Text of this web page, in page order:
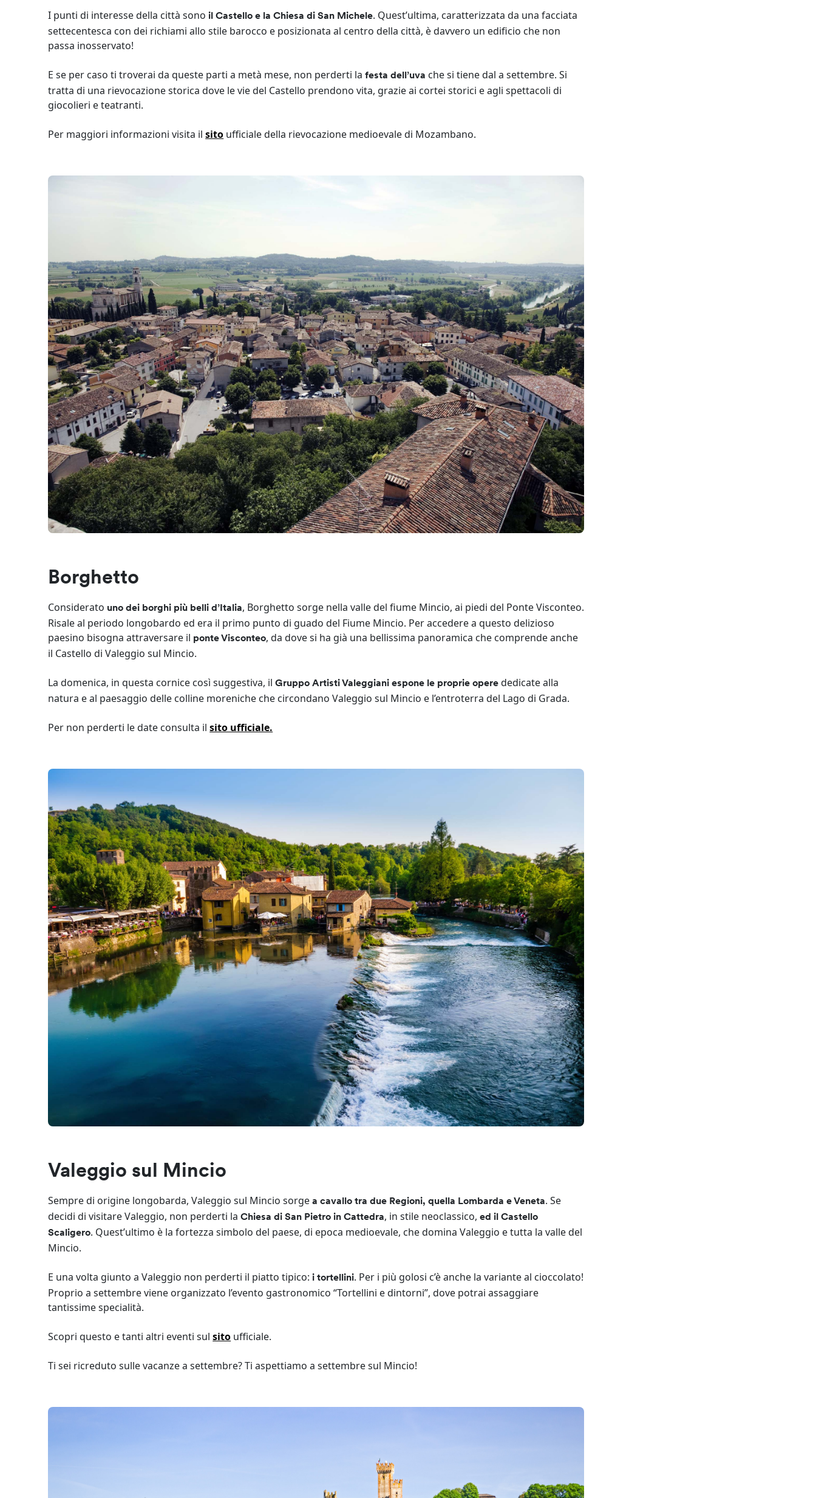
I punti di interesse della città sonoil Castello e la Chiesa di San Michele. Quest’ultima, caratterizzata da una facciata
settecentesca con dei richiami allo stile barocco e posizionata al centro della città, è davvero un edificio che non
passa inosservato!
E se per caso ti troverai da queste parti a metà mese, non perderti lafesta dell’uva che si tiene dal a settembre. Si
tratta di una rievocazione storica dove le vie del Castello prendono vita, grazie ai cortei storici e agli spettacoli di
giocolieri e teatranti.
Per maggiori informazioni visita ilsito ufficiale della rievocazione medioevale di Mozambano.
Borghetto
Considerato uno dei borghi più belli d’Italia, Borghetto sorge nella valle del fiume Mincio, ai piedi del Ponte Visconteo.
Risale al periodo longobardo ed era il primo punto di guado del Fiume Mincio. Per accedere a questo delizioso
paesino bisogna attraversare il ponte Visconteo, da dove si ha già una bellissima panoramica che comprende anche
il Castello di Valeggio sul Mincio.
La domenica, in questa cornice così suggestiva, ilGruppo Artisti Valeggiani espone le proprie opere dedicate alla
natura e al paesaggio delle colline moreniche che circondano Valeggio sul Mincio e l’entroterra del Lago di Grada.
Per non perderti le date consulta ilsito ufficiale.
Valeggio sul Mincio
Sempre di origine longobarda, Valeggio sul Mincio sorgea cavallo tra due Regioni, quella Lombarda e Veneta. Se
decidi di visitare Valeggio, non perderti laChiesa di San Pietro in Cattedra, in stile neoclassico,ed il Castello
Scaligero. Quest’ultimo è la fortezza simbolo del paese, di epoca medioevale, che domina Valeggio e tutta la valle del
Mincio.
E una volta giunto a Valeggio non perderti il piatto tipico:i tortellini. Per i più golosi c’è anche la variante al cioccolato!
Proprio a settembre viene organizzato l’evento gastronomico “Tortellini e dintorni”, dove potrai assaggiare
tantissime specialità.
Scopri questo e tanti altri eventi sulsito ufficiale.
Ti sei ricreduto sulle vacanze a settembre? Ti aspettiamo a settembre sul Mincio!